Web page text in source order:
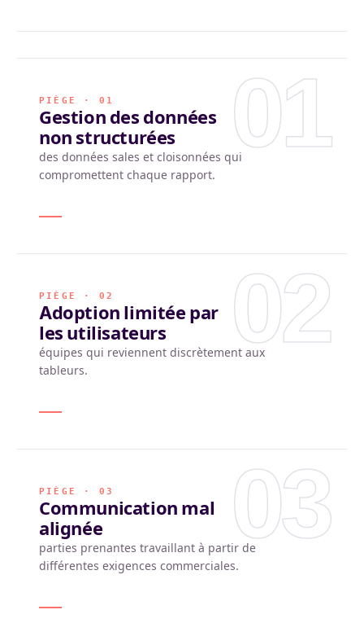
01
PIÈGE · 01
Gestion des données
non structurées
des données sales et cloisonnées qui
compromettent chaque rapport.
02
PIÈGE · 02
Adoption limitée par
les utilisateurs
équipes qui reviennent discrètement aux
tableurs.
03
PIÈGE · 03
Communication mal
alignée
parties prenantes travaillant à partir de
différentes exigences commerciales.